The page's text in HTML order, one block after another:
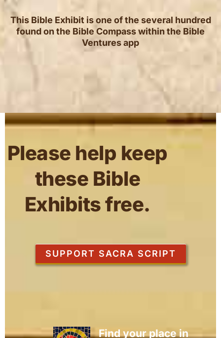
This Bible Exhibit is one of the several hundred
found on the Bible Compass within the Bible
Ventures app
Please help keep
these Bible
Exhibits free.
SUPPORT SACRA SCRIPT
Find your place in